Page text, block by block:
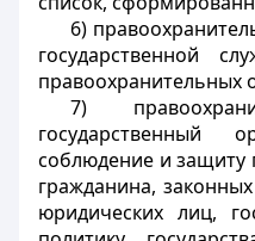
6)
государственной
правоохранительных
7)
государственный
соблюдение и защиту
гражданина,
юридических лиц,